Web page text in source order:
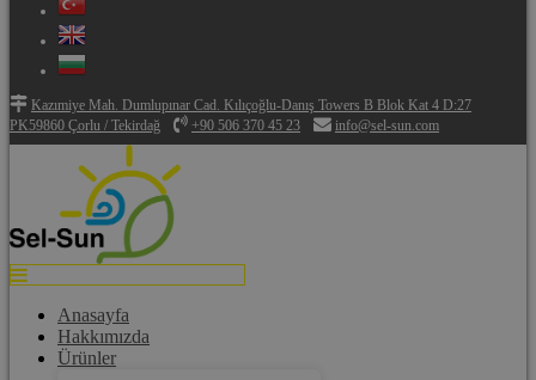
Kazımiye Mah. Dumlupınar Cad. Kılıçoğlu-Danış Towers B Blok Kat 4 D:27
PK59860 Çorlu / Tekirdağ
+90 506 370 45 23 info@sel-sun.com
Anasayfa
Hakkımızda
Ürünler